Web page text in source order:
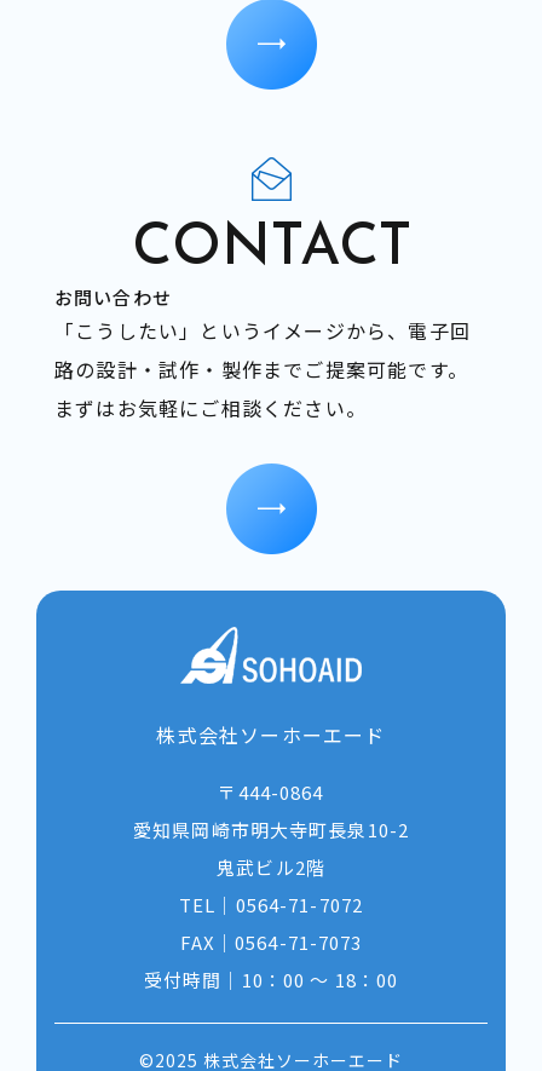
CONTACT
お問い合わせ
「こうしたい」というイメージから、電子回
路の設計・試作・製作までご提案可能です。
​​​​​​​まずはお気軽にご相談ください。
株式会社ソーホーエード
〒444-0864
​​​​​​​愛知県岡崎市明大寺町長泉10-2
鬼武ビル2階
TEL｜ 0564-71-7072
FAX｜0564-71-7073
受付時間｜10：00 〜 18：00
©2025 株式会社ソーホーエード